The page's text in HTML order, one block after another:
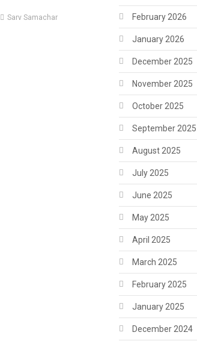
Sarv Samachar February 2026
January 2026
December 2025
November 2025
October 2025
September 2025
August 2025
July 2025
June 2025
May 2025
April 2025
March 2025
February 2025
January 2025
December 2024